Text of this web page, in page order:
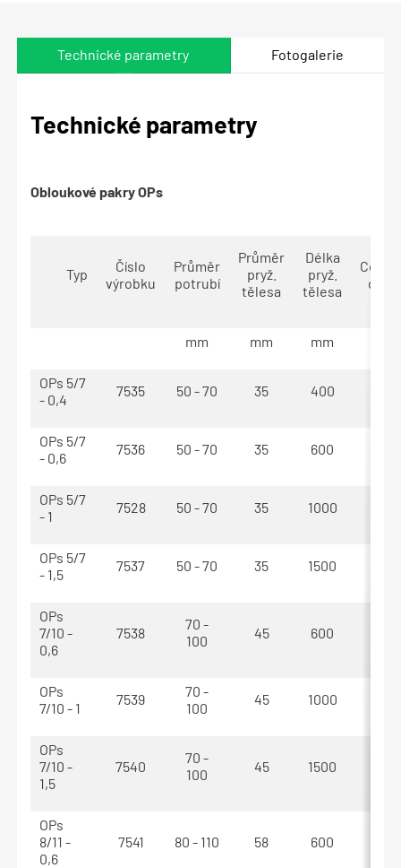
Technické parametry Fotogalerie
Technické parametry
Obloukové pakry OPs
Typ
Číslo
výrobku
Průměr
potrubí
Průměr
pryž.
tělesa
Délka
pryž.
tělesa
délka
mm mm mm
OPs 5/7
- 0,4
7535 50 - 70 35 400
OPs 5/7
- 0,6
7536 50 - 70 35 600
OPs 5/7
- 1
7528 50 - 70 35 1000
OPs 5/7
- 1,5
7537 50 - 70 35 1500
OPs
7/10 -
0,6
7538
70 -
100
45 600
OPs
7/10 - 1
7539
70 -
100
45 1000
OPs
7/10 -
1,5
7540
70 -
100
45 1500
OPs
8/11 -
0,6
7541 80 - 110 58 600